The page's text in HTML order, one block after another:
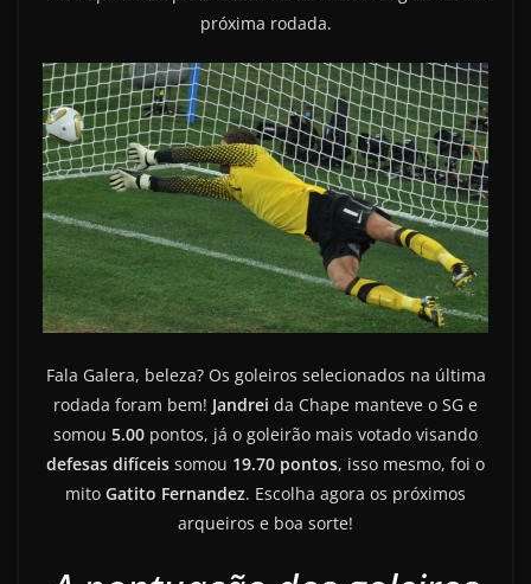
próxima rodada.
Fala Galera, beleza? Os goleiros selecionados na última
rodada foram bem! Jandrei da Chape manteve o SG e
somou 5.00 pontos, já o goleirão mais votado visando
defesas difíceis somou 19.70 pontos, isso mesmo, foi o
mito Gatito Fernandez. Escolha agora os próximos
arqueiros e boa sorte!